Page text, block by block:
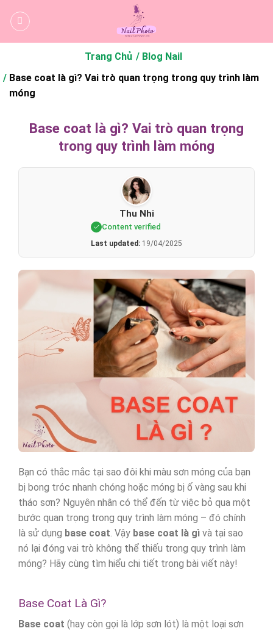
qua
Trang Chủ
Blog Nail
Base coat là gì? Vai trò quan trọng trong quy trình làm
móng
Base coat là gì? Vai trò quan trọng
trong quy trình làm móng
Thu Nhi
Content verified
Last updated: 19/04/2025
Bạn có thắc mắc tại sao đôi khi màu sơn móng của bạn
bị bong tróc nhanh chóng hoặc móng bị ố vàng sau khi
tháo sơn? Nguyên nhân có thể đến từ việc bỏ qua một
bước quan trọng trong quy trình làm móng – đó chính
là sử dụng base coat. Vậy base coat là gìvà tại sao
nó lại đóng vai trò không thể thiếu trong quy trình làm
móng? Hãy cùng tìm hiểu chi tiết trong bài viết này!
Base Coat Là Gì?
Base coat (hay còn gọi là lớp sơn lót) là một loại sơn